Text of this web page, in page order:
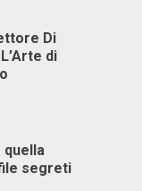
Di
di
quella
segreti